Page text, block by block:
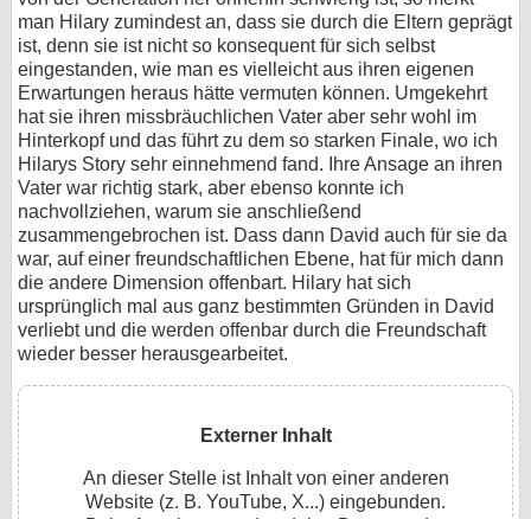
man Hilary zumindest an, dass sie durch die Eltern geprägt
ist, denn sie ist nicht so konsequent für sich selbst
eingestanden, wie man es vielleicht aus ihren eigenen
Erwartungen heraus hätte vermuten können. Umgekehrt
hat sie ihren missbräuchlichen Vater aber sehr wohl im
Hinterkopf und das führt zu dem so starken Finale, wo ich
Hilarys Story sehr einnehmend fand. Ihre Ansage an ihren
Vater war richtig stark, aber ebenso konnte ich
nachvollziehen, warum sie anschließend
zusammengebrochen ist. Dass dann David auch für sie da
war, auf einer freundschaftlichen Ebene, hat für mich dann
die andere Dimension offenbart. Hilary hat sich
ursprünglich mal aus ganz bestimmten Gründen in David
verliebt und die werden offenbar durch die Freundschaft
wieder besser herausgearbeitet.
Externer Inhalt
An dieser Stelle ist Inhalt von einer anderen
Website (z. B. YouTube, X...) eingebunden.